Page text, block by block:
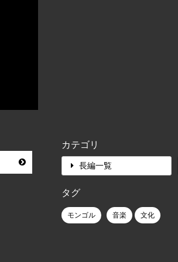
カテゴリ
長編一覧
タグ
モンゴル 音楽 文化